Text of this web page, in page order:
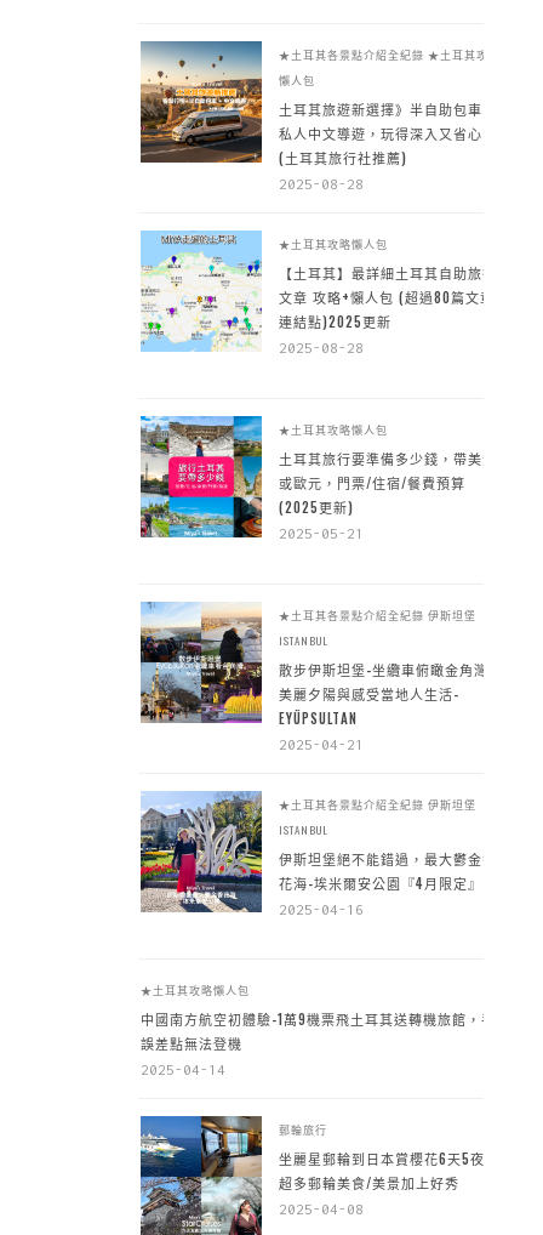
★土耳其各景點介紹全紀錄 ★土耳其攻略
懶人包
土耳其旅遊新選擇》半自助包車 +
私人中文導遊，玩得深入又省心
(土耳其旅行社推薦)
2025-08-28
★土耳其攻略懶人包
【土耳其】最詳細土耳其自助旅行
文章 攻略+懶人包 (超過80篇文章~
連結點)2025更新
2025-08-28
★土耳其攻略懶人包
土耳其旅行要準備多少錢，帶美金
或歐元，門票/住宿/餐費預算
(2025更新)
2025-05-21
★土耳其各景點介紹全紀錄 伊斯坦堡
ISTANBUL
散步伊斯坦堡-坐纜車俯瞰金角灣
美麗夕陽與感受當地人生活-
EYÜPSULTAN
2025-04-21
★土耳其各景點介紹全紀錄 伊斯坦堡
ISTANBUL
伊斯坦堡絕不能錯過，最大鬱金香
花海-埃米爾安公園『4月限定』
2025-04-16
★土耳其攻略懶人包
中國南方航空初體驗-1萬9機票飛土耳其送轉機旅館，手
誤差點無法登機
2025-04-14
郵輪旅行
坐麗星郵輪到日本賞櫻花6天5夜，
超多郵輪美食/美景加上好秀
2025-04-08